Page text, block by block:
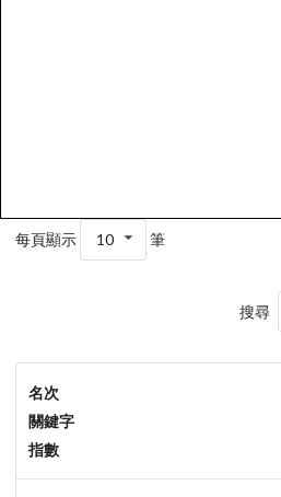
每頁顯示 10 筆
搜尋
名次
關鍵字
指數